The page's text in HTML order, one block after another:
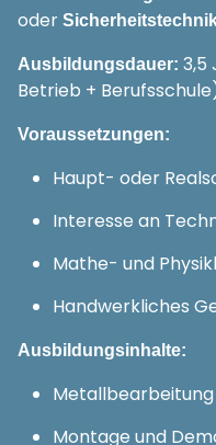
oder
Ausbildungsdauer: 3,5
Betrieb +
Voraussetzungen:
Haupt- oder
Interesse an
Mathe- und
Handwerkliches
Ausbildungsinhalte:
Metallbearbeitung
Montage und